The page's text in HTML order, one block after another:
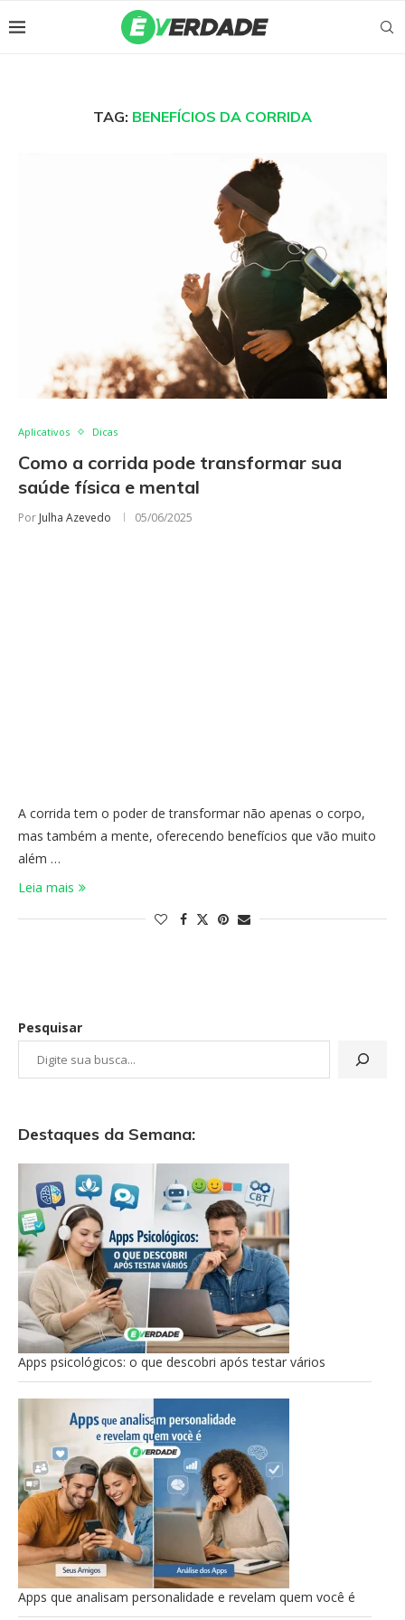
TAG: BENEFÍCIOS DA CORRIDA
Aplicativos Dicas
Como a corrida pode transformar sua
saúde física e mental
Por Julha Azevedo 05/06/2025
A corrida tem o poder de transformar não apenas o corpo,
mas também a mente, oferecendo benefícios que vão muito
além …
Leia mais
Pesquisar
Destaques da Semana:
Apps psicológicos: o que descobri após testar vários
Apps que analisam personalidade e revelam quem você é